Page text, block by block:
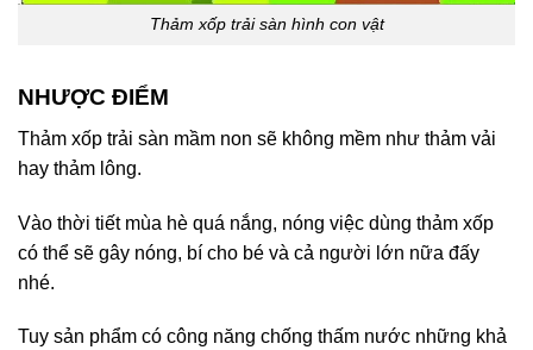
Thảm xốp trải sàn hình con vật
NHƯỢC ĐIỂM
Thảm xốp trải sàn mầm non sẽ không mềm như thảm vải
hay thảm lông.
Vào thời tiết mùa hè quá nắng, nóng việc dùng thảm xốp
có thể sẽ gây nóng, bí cho bé và cả người lớn nữa đấy
nhé.
Tuy sản phẩm có công năng chống thấm nước những khả